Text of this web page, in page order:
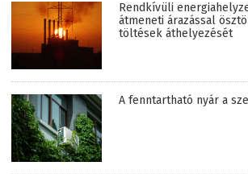
Rendkívüli
átmeneti árazással
töltések áthelyezését
A fenntartható nyár a